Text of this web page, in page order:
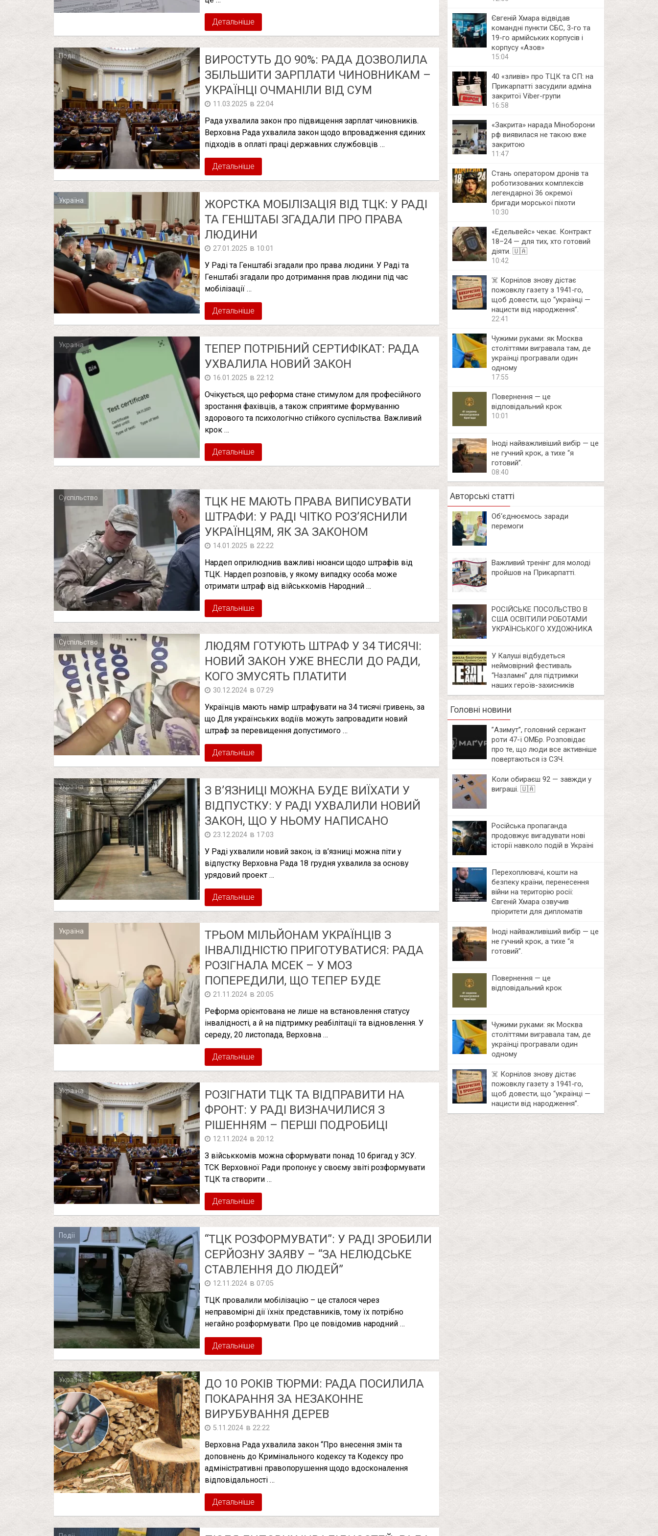
Детальніше
Події
ВИРОСТУТЬ ДО 90%: РАДА ДОЗВОЛИЛА
ЗБІЛЬШИТИ ЗАРПЛАТИ ЧИНОВНИКАМ –
УКРАЇНЦІ ОЧМАНІЛИ ВІД СУМ
11.03.2025 в 22:04
Рада ухвалила закон про підвищення зарплат чиновників.
Верховна Рада ухвалила закон щодо впровадження єдиних
підходів в оплаті праці державних службовців …
Детальніше
Україна
ЖОРСТКА МОБІЛІЗАЦІЯ ВІД ТЦК: У РАДІ
ТА ГЕНШТАБІ ЗГАДАЛИ ПРО ПРАВА
ЛЮДИНИ
27.01.2025 в 10:01
У Раді та Генштабі згадали про права людини. У Раді та
Генштабі згадали про дотримання прав людини під час
мобілізації …
Детальніше
Україна
ТЕПЕР ПОТРІБНИЙ СЕРТИФІКАТ: РАДА
УХВАЛИЛА НОВИЙ ЗАКОН
16.01.2025 в 22:12
Очікується, що реформа стане стимулом для професійного
зростання фахівців, а також сприятиме формуванню
здорового та психологічно стійкого суспільства. Важливий
крок …
Детальніше
Суспільство
ТЦК НЕ МАЮТЬ ПРАВА ВИПИСУВАТИ
ШТРАФИ: У РАДІ ЧІТКО РОЗ’ЯСНИЛИ
УКРАЇНЦЯМ, ЯК ЗА ЗАКОНОМ
14.01.2025 в 22:22
Нардеп оприлюднив важливі нюанси щодо штрафів від
ТЦК. Нардеп розповів, у якому випадку особа може
отримати штраф від військкомів Народний …
Детальніше
Суспільство
ЛЮДЯМ ГОТУЮТЬ ШТРАФ У 34 ТИСЯЧІ:
НОВИЙ ЗАКОН УЖЕ ВНЕСЛИ ДО РАДИ,
КОГО ЗМУСЯТЬ ПЛАТИТИ
30.12.2024 в 07:29
Українців мають намір штрафувати на 34 тисячі гривень, за
що Для українських водіїв можуть запровадити новий
штраф за перевищення допустимого …
Детальніше
Україна
З В’ЯЗНИЦІ МОЖНА БУДЕ ВИЇХАТИ У
ВІДПУСТКУ: У РАДІ УХВАЛИЛИ НОВИЙ
ЗАКОН, ЩО У НЬОМУ НАПИСАНО
23.12.2024 в 17:03
У Раді ухвалили новий закон, із в’язниці можна піти у
відпустку Верховна Рада 18 грудня ухвалила за основу
урядовий проект …
Детальніше
Україна
ТРЬОМ МІЛЬЙОНАМ УКРАЇНЦІВ З
ІНВАЛІДНІСТЮ ПРИГОТУВАТИСЯ: РАДА
РОЗІГНАЛА МСЕК – У МОЗ
ПОПЕРЕДИЛИ, ЩО ТЕПЕР БУДЕ
21.11.2024 в 20:05
Реформа орієнтована не лише на встановлення статусу
інвалідності, а й на підтримку реабілітації та відновлення. У
середу, 20 листопада, Верховна …
Детальніше
Україна
РОЗІГНАТИ ТЦК ТА ВІДПРАВИТИ НА
ФРОНТ: У РАДІ ВИЗНАЧИЛИСЯ З
РІШЕННЯМ – ПЕРШІ ПОДРОБИЦІ
12.11.2024 в 20:12
З військкомів можна сформувати понад 10 бригад у ЗСУ.
ТСК Верховної Ради пропонує у своєму звіті розформувати
ТЦК та створити …
Детальніше
Події
“ТЦК РОЗФОРМУВАТИ”: У РАДІ ЗРОБИЛИ
СЕРЙОЗНУ ЗАЯВУ – “ЗА НЕЛЮДСЬКЕ
СТАВЛЕННЯ ДО ЛЮДЕЙ”
12.11.2024 в 07:05
ТЦК провалили мобілізацію – це сталося через
неправомірні дії їхніх представників, тому їх потрібно
негайно розформувати. Про це повідомив народний …
Детальніше
Україна
ДО 10 РОКІВ ТЮРМИ: РАДА ПОСИЛИЛА
ПОКАРАННЯ ЗА НЕЗАКОННЕ
ВИРУБУВАННЯ ДЕРЕВ
5.11.2024 в 22:22
Верховна Рада ухвалила закон “Про внесення змін та
доповнень до Кримінального кодексу та Кодексу про
адміністративні правопорушення щодо вдосконалення
відповідальності …
Детальніше
Євгеній Хмара відвідав
командні пункти СБС, 3-го та
19-го армійських корпусів і
корпусу «Азов»
15:04
40 «зливів» про ТЦК та СП: на
Прикарпатті засудили адміна
закритої Viber-групи
16:58
«Закрита» нарада Міноборони
рф виявилася не такою вже
закритою
11:47
Стань оператором дронів та
роботизованих комплексів
легендарної 36 окремої
бригади морської піхоти
10:30
«Едельвейс» чекає. Контракт
18–24 — для тих, хто готовий
діяти. 🇺🇦
10:42
☠️ Корнілов знову дістає
пожовклу газету з 1941‑го,
щоб довести, що “українці —
нацисти від народження”.
22:41
Чужими руками: як Москва
століттями вигравала там, де
українці програвали один
одному
17:55
Повернення — це
відповідальний крок
10:01
Іноді найважливіший вибір — це
не гучний крок, а тихе “я
готовий”.
08:40
Авторські статті
Об‘єднюємось заради
перемоги
Важливий тренінг для молоді
пройшов на Прикарпатті.
РОСІЙСЬКЕ ПОСОЛЬСТВО В
США ОСВІТИЛИ РОБОТАМИ
УКРАЇНСЬКОГО ХУДОЖНИКА
У Калуші відбудеться
неймовірний фестиваль
“Назламні” для підтримки
наших героїв-захисників
Головні новини
⁨”Азимут”, головний сержант
роти 47-ї ОМБр. Розповідає
про те, що люди все активніше
повертаються із СЗЧ.
Коли обираєш 92 — завжди у
виграші. 🇺🇦
Російська пропаганда
продовжує вигадувати нові
історії навколо подій в Україні
Перехоплювачі, кошти на
безпеку країни, перенесення
війни на територію росії:
Євгеній Хмара озвучив
пріоритети для дипломатів
Іноді найважливіший вибір — це
не гучний крок, а тихе “я
готовий”.
Повернення — це
відповідальний крок
Чужими руками: як Москва
століттями вигравала там, де
українці програвали один
одному
☠️ Корнілов знову дістає
пожовклу газету з 1941‑го,
щоб довести, що “українці —
нацисти від народження”.